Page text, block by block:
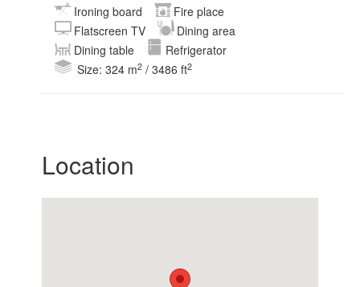
Ironing board
Fire place
Flatscreen TV
Dining area
Dining table
Refrigerator
Size: 324 m2/ 3486 ft2
Location